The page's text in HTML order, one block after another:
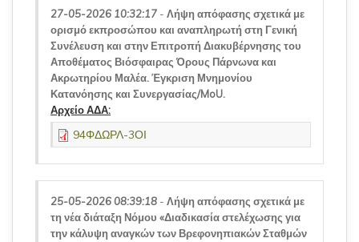
27-05-2026 10:32:17 - Λήψη απόφασης σχετικά με
ορισμό εκπροσώπου και αναπληρωτή στη Γενική
Συνέλευση και στην Επιτροπή Διακυβέρνησης του
Αποθέματος Βιόσφαιρας Όρους Πάρνωνα και
Ακρωτηρίου Μαλέα. Έγκριση Μνημονίου
Κατανόησης και Συνεργασίας/MoU.
Αρχείο ΑΔΑ:
94ΦΔΩΡΛ-3ΟΙ
25-05-2026 08:39:18 - Λήψη απόφασης σχετικά με
τη νέα διάταξη Νόμου «Διαδικασία στελέχωσης για
την κάλυψη αναγκών των Βρεφονηπιακών Σταθμών